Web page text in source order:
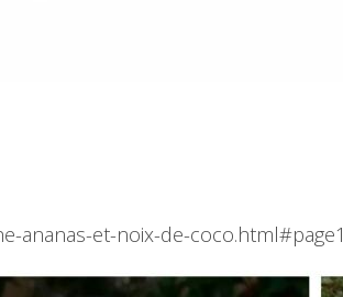
ananas-et-noix-de-coco.html#page1